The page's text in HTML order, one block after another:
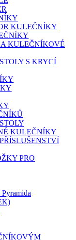
KULEČNÍKY
KULEČNÍKOVÉ
S KRYCÍ
KULEČNÍKY
PRO